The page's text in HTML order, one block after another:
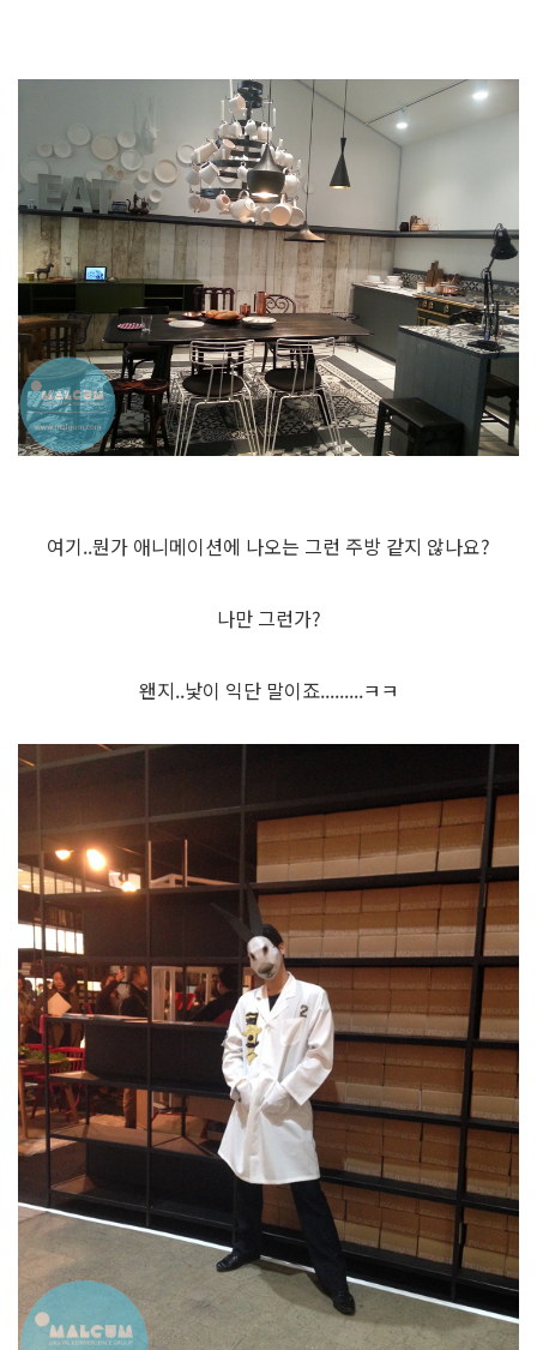
여기..뭔가 애니메이션에 나오는 그런 주방 같지 않나요?
나만 그런가?
왠지..낯이 익단 말이죠.........ㅋㅋ